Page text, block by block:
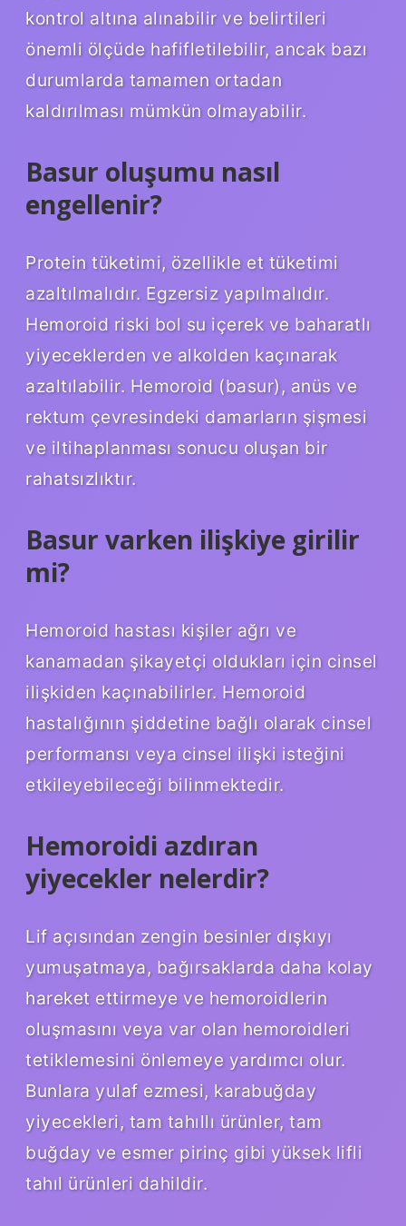
kontrol altına alınabilir ve belirtileri
önemli ölçüde hafifletilebilir, ancak bazı
durumlarda tamamen ortadan
kaldırılması mümkün olmayabilir.
Basur oluşumu nasıl
engellenir?
Protein tüketimi, özellikle et tüketimi
azaltılmalıdır. Egzersiz yapılmalıdır.
Hemoroid riski bol su içerek ve baharatlı
yiyeceklerden ve alkolden kaçınarak
azaltılabilir. Hemoroid (basur), anüs ve
rektum çevresindeki damarların şişmesi
ve iltihaplanması sonucu oluşan bir
rahatsızlıktır.
Basur varken ilişkiye girilir
mi?
Hemoroid hastası kişiler ağrı ve
kanamadan şikayetçi oldukları için cinsel
ilişkiden kaçınabilirler. Hemoroid
hastalığının şiddetine bağlı olarak cinsel
performansı veya cinsel ilişki isteğini
etkileyebileceği bilinmektedir.
Hemoroidi azdıran
yiyecekler nelerdir?
Lif açısından zengin besinler dışkıyı
yumuşatmaya, bağırsaklarda daha kolay
hareket ettirmeye ve hemoroidlerin
oluşmasını veya var olan hemoroidleri
tetiklemesini önlemeye yardımcı olur.
Bunlara yulaf ezmesi, karabuğday
yiyecekleri, tam tahıllı ürünler, tam
buğday ve esmer pirinç gibi yüksek lifli
tahıl ürünleri dahildir.